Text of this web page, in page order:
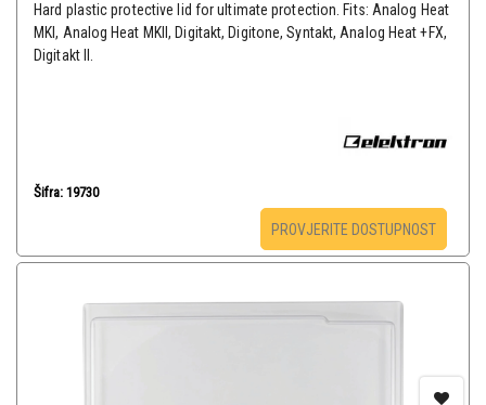
Hard plastic protective lid for ultimate protection. Fits: Analog Heat
MKI, Analog Heat MKII, Digitakt, Digitone, Syntakt, Analog Heat +FX,
Digitakt II.
Šifra: 19730
PROVJERITE DOSTUPNOST